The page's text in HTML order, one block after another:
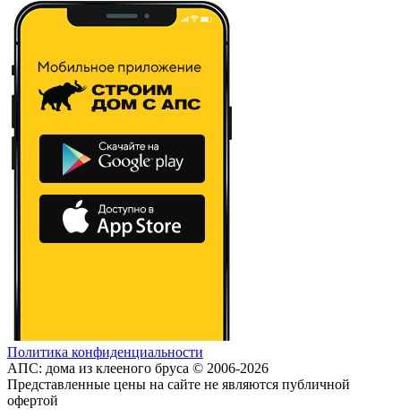
Политика конфиденциальности
АПС: дома из клееного бруса © 2006-2026
Представленные цены на сайте не являются публичной
офертой